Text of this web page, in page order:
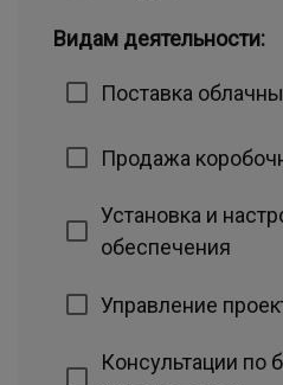
Видам деятельности:
Поставка
Продажа
Установка и
обеспечения
Управление
Консультации по